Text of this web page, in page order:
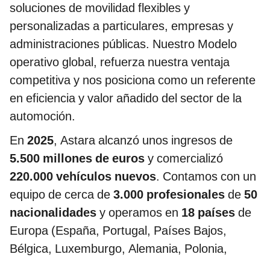
soluciones de movilidad flexibles y
personalizadas a particulares, empresas y
administraciones públicas. Nuestro Modelo
operativo global, refuerza nuestra ventaja
competitiva y nos posiciona como un referente
en eficiencia y valor añadido del sector de la
automoción.
En 2025, Astara alcanzó unos ingresos de
5.500 millones de euros y comercializó
220.000 vehículos nuevos. Contamos con un
equipo de cerca de 3.000 profesionales de 50
nacionalidades y operamos en 18 países de
Europa (España, Portugal, Países Bajos,
Bélgica, Luxemburgo, Alemania, Polonia,